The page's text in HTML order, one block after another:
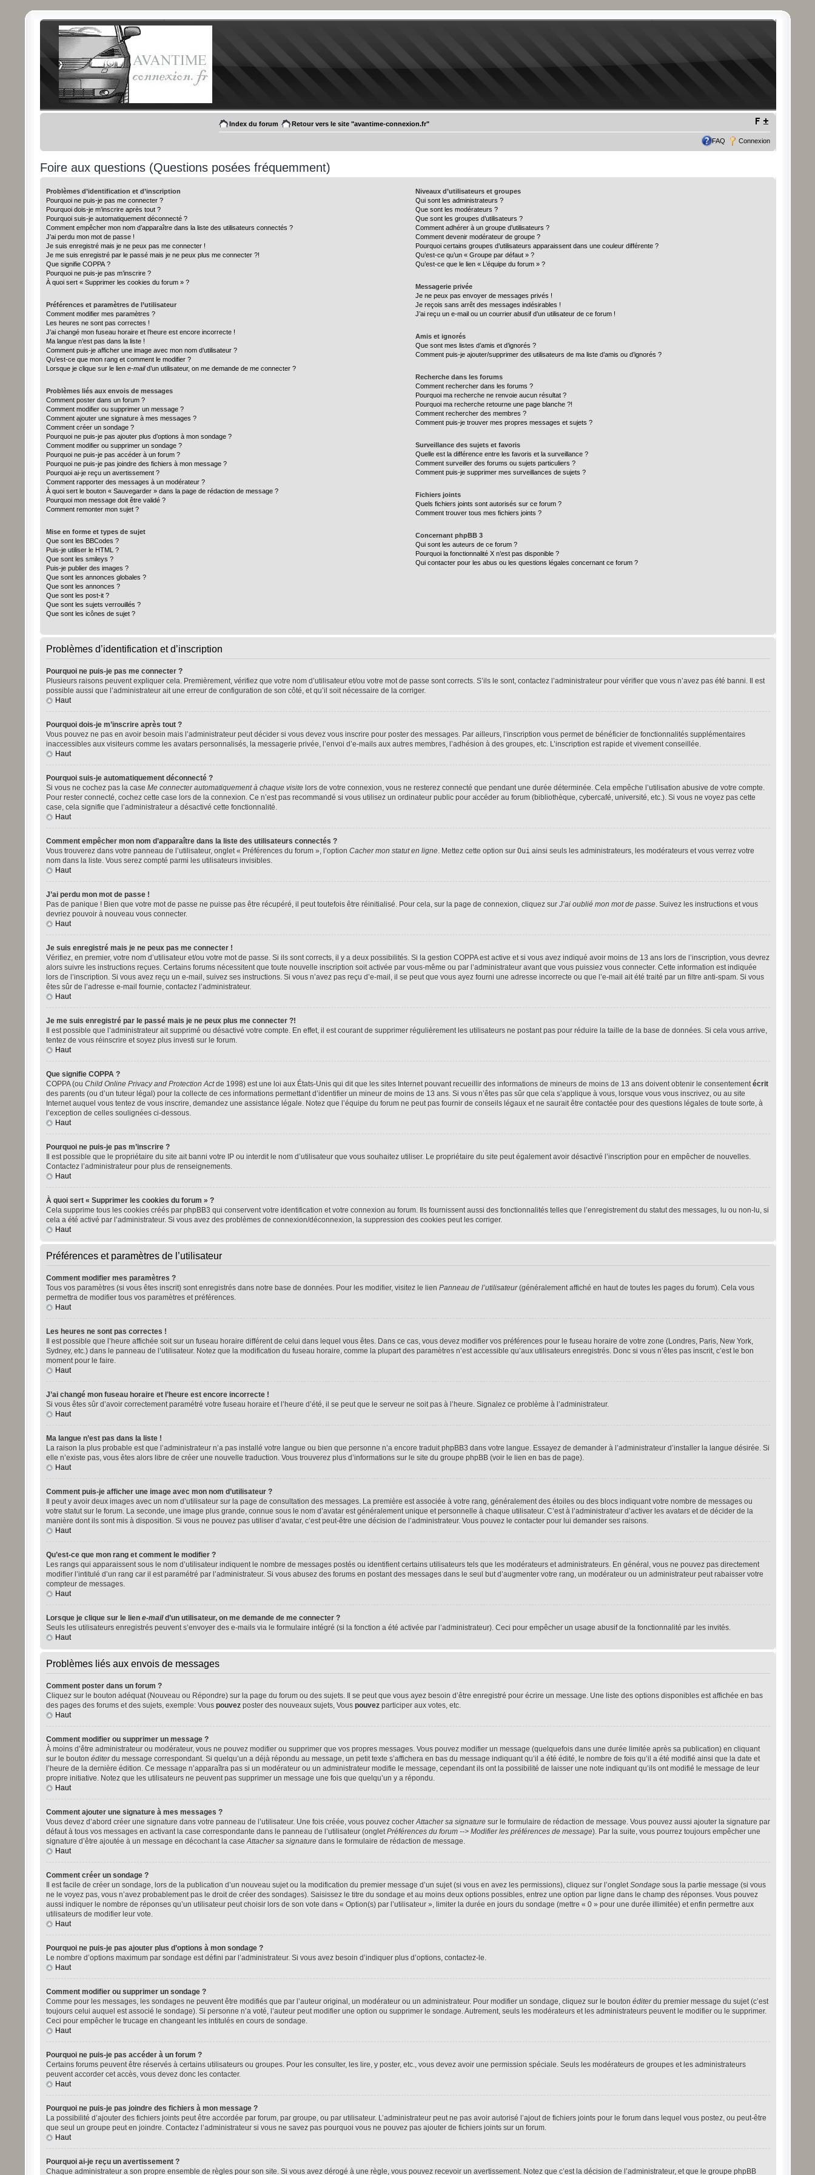
Index du forum Retour vers le site "avantime-connexion.fr"
FAQ Connexion
Foire aux questions (Questions posées fréquemment)
Problèmes d’identification et d’inscription
Pourquoi ne puis-je pas me connecter ?
Pourquoi dois-je m’inscrire après tout ?
Pourquoi suis-je automatiquement déconnecté ?
Comment empêcher mon nom d’apparaître dans la liste des utilisateurs connectés ?
J’ai perdu mon mot de passe !
Je suis enregistré mais je ne peux pas me connecter !
Je me suis enregistré par le passé mais je ne peux plus me connecter ?!
Que signifie COPPA ?
Pourquoi ne puis-je pas m’inscrire ?
À quoi sert « Supprimer les cookies du forum » ?
Préférences et paramètres de l’utilisateur
Comment modifier mes paramètres ?
Les heures ne sont pas correctes !
J’ai changé mon fuseau horaire et l’heure est encore incorrecte !
Ma langue n’est pas dans la liste !
Comment puis-je afficher une image avec mon nom d’utilisateur ?
Qu’est-ce que mon rang et comment le modifier ?
Lorsque je clique sur le lien e-maild’un utilisateur, on me demande de me connecter ?
Problèmes liés aux envois de messages
Comment poster dans un forum ?
Comment modifier ou supprimer un message ?
Comment ajouter une signature à mes messages ?
Comment créer un sondage ?
Pourquoi ne puis-je pas ajouter plus d’options à mon sondage ?
Comment modifier ou supprimer un sondage ?
Pourquoi ne puis-je pas accéder à un forum ?
Pourquoi ne puis-je pas joindre des fichiers à mon message ?
Pourquoi ai-je reçu un avertissement ?
Comment rapporter des messages à un modérateur ?
À quoi sert le bouton « Sauvegarder » dans la page de rédaction de message ?
Pourquoi mon message doit être validé ?
Comment remonter mon sujet ?
Mise en forme et types de sujet
Que sont les BBCodes ?
Puis-je utiliser le HTML ?
Que sont les smileys ?
Puis-je publier des images ?
Que sont les annonces globales ?
Que sont les annonces ?
Que sont les post-it ?
Que sont les sujets verrouillés ?
Que sont les icônes de sujet ?
Niveaux d’utilisateurs et groupes
Qui sont les administrateurs ?
Que sont les modérateurs ?
Que sont les groupes d’utilisateurs ?
Comment adhérer à un groupe d’utilisateurs ?
Comment devenir modérateur de groupe ?
Pourquoi certains groupes d’utilisateurs apparaissent dans une couleur différente ?
Qu’est-ce qu’un « Groupe par défaut » ?
Qu’est-ce que le lien « L’équipe du forum » ?
Messagerie privée
Je ne peux pas envoyer de messages privés !
Je reçois sans arrêt des messages indésirables !
J’ai reçu un e-mail ou un courrier abusif d’un utilisateur de ce forum !
Amis et ignorés
Que sont mes listes d’amis et d’ignorés ?
Comment puis-je ajouter/supprimer des utilisateurs de ma liste d’amis ou d’ignorés ?
Recherche dans les forums
Comment rechercher dans les forums ?
Pourquoi ma recherche ne renvoie aucun résultat ?
Pourquoi ma recherche retourne une page blanche ?!
Comment rechercher des membres ?
Comment puis-je trouver mes propres messages et sujets ?
Surveillance des sujets et favoris
Quelle est la différence entre les favoris et la surveillance ?
Comment surveiller des forums ou sujets particuliers ?
Comment puis-je supprimer mes surveillances de sujets ?
Fichiers joints
Quels fichiers joints sont autorisés sur ce forum ?
Comment trouver tous mes fichiers joints ?
Concernant phpBB 3
Qui sont les auteurs de ce forum ?
Pourquoi la fonctionnalité X n’est pas disponible ?
Qui contacter pour les abus ou les questions légales concernant ce forum ?
Problèmes d’identification et d’inscription
Pourquoi ne puis-je pas me connecter ?
Plusieurs raisons peuvent expliquer cela. Premièrement, vérifiez que votre nom d’utilisateur et/ou votre mot de passe sont corrects. S’ils le sont, contactez l’administrateur pour vérifier que vous n’avez pas été banni. Il est
possible aussi que l’administrateur ait une erreur de configuration de son côté, et qu’il soit nécessaire de la corriger.
Haut
Pourquoi dois-je m’inscrire après tout ?
Vous pouvez ne pas en avoir besoin mais l’administrateur peut décider si vous devez vous inscrire pour poster des messages. Par ailleurs, l’inscription vous permet de bénéficier de fonctionnalités supplémentaires
inaccessibles aux visiteurs comme les avatars personnalisés, la messagerie privée, l’envoi d’e-mails aux autres membres, l’adhésion à des groupes, etc. L’inscription est rapide et vivement conseillée.
Haut
Pourquoi suis-je automatiquement déconnecté ?
Si vous ne cochez pas la case Me connecter automatiquement à chaque visitelors de votre connexion, vous ne resterez connecté que pendant une durée déterminée. Cela empêche l’utilisation abusive de votre compte.
Pour rester connecté, cochez cette case lors de la connexion. Ce n’est pas recommandé si vous utilisez un ordinateur public pour accéder au forum (bibliothèque, cybercafé, université, etc.). Si vous ne voyez pas cette
case, cela signifie que l’administrateur a désactivé cette fonctionnalité.
Haut
Comment empêcher mon nom d’apparaître dans la liste des utilisateurs connectés ?
Vous trouverez dans votre panneau de l’utilisateur, onglet « Préférences du forum », l’option Cacher mon statut en ligne. Mettez cette option sur Ouiainsi seuls les administrateurs, les modérateurs et vous verrez votre
nom dans la liste. Vous serez compté parmi les utilisateurs invisibles.
Haut
J’ai perdu mon mot de passe !
Pas de panique ! Bien que votre mot de passe ne puisse pas être récupéré, il peut toutefois être réinitialisé. Pour cela, sur la page de connexion, cliquez sur J’ai oublié mon mot de passe. Suivez les instructions et vous
devriez pouvoir à nouveau vous connecter.
Haut
Je suis enregistré mais je ne peux pas me connecter !
Vérifiez, en premier, votre nom d’utilisateur et/ou votre mot de passe. Si ils sont corrects, il y a deux possibilités. Si la gestion COPPA est active et si vous avez indiqué avoir moins de 13 ans lors de l’inscription, vous devrez
alors suivre les instructions reçues. Certains forums nécessitent que toute nouvelle inscription soit activée par vous-même ou par l’administrateur avant que vous puissiez vous connecter. Cette information est indiquée
lors de l’inscription. Si vous avez reçu un e-mail, suivez ses instructions. Si vous n’avez pas reçu d’e-mail, il se peut que vous ayez fourni une adresse incorrecte ou que l’e-mail ait été traité par un filtre anti-spam. Si vous
êtes sûr de l’adresse e-mail fournie, contactez l’administrateur.
Haut
Je me suis enregistré par le passé mais je ne peux plus me connecter ?!
Il est possible que l’administrateur ait supprimé ou désactivé votre compte. En effet, il est courant de supprimer régulièrement les utilisateurs ne postant pas pour réduire la taille de la base de données. Si cela vous arrive,
tentez de vous réinscrire et soyez plus investi sur le forum.
Haut
Que signifie COPPA ?
COPPA (ou Child Online Privacy and Protection Actde 1998) est une loi aux États-Unis qui dit que les sites Internet pouvant recueillir des informations de mineurs de moins de 13 ans doivent obtenir le consentementécrit
des parents (ou d’un tuteur légal) pour la collecte de ces informations permettant d’identifier un mineur de moins de 13 ans. Si vous n’êtes pas sûr que cela s’applique à vous, lorsque vous vous inscrivez, ou au site
Internet auquel vous tentez de vous inscrire, demandez une assistance légale. Notez que l’équipe du forum ne peut pas fournir de conseils légaux et ne saurait être contactée pour des questions légales de toute sorte, à
l’exception de celles soulignées ci-dessous.
Haut
Pourquoi ne puis-je pas m’inscrire ?
Il est possible que le propriétaire du site ait banni votre IP ou interdit le nom d’utilisateur que vous souhaitez utiliser. Le propriétaire du site peut également avoir désactivé l’inscription pour en empêcher de nouvelles.
Contactez l’administrateur pour plus de renseignements.
Haut
À quoi sert « Supprimer les cookies du forum » ?
Cela supprime tous les cookies créés par phpBB3 qui conservent votre identification et votre connexion au forum. Ils fournissent aussi des fonctionnalités telles que l’enregistrement du statut des messages, lu ou non-lu, si
cela a été activé par l’administrateur. Si vous avez des problèmes de connexion/déconnexion, la suppression des cookies peut les corriger.
Haut
Préférences et paramètres de l’utilisateur
Comment modifier mes paramètres ?
Tous vos paramètres (si vous êtes inscrit) sont enregistrés dans notre base de données. Pour les modifier, visitez le lien Panneau de l’utilisateur(généralement affiché en haut de toutes les pages du forum). Cela vous
permettra de modifier tous vos paramètres et préférences.
Haut
Les heures ne sont pas correctes !
Il est possible que l’heure affichée soit sur un fuseau horaire différent de celui dans lequel vous êtes. Dans ce cas, vous devez modifier vos préférences pour le fuseau horaire de votre zone (Londres, Paris, New York,
Sydney, etc.) dans le panneau de l’utilisateur. Notez que la modification du fuseau horaire, comme la plupart des paramètres n’est accessible qu’aux utilisateurs enregistrés. Donc si vous n’êtes pas inscrit, c’est le bon
moment pour le faire.
Haut
J’ai changé mon fuseau horaire et l’heure est encore incorrecte !
Si vous êtes sûr d’avoir correctement paramétré votre fuseau horaire et l’heure d’été, il se peut que le serveur ne soit pas à l’heure. Signalez ce problème à l’administrateur.
Haut
Ma langue n’est pas dans la liste !
La raison la plus probable est que l’administrateur n’a pas installé votre langue ou bien que personne n’a encore traduit phpBB3 dans votre langue. Essayez de demander à l’administrateur d’installer la langue désirée. Si
elle n’existe pas, vous êtes alors libre de créer une nouvelle traduction. Vous trouverez plus d’informations sur le site du groupe phpBB (voir le lien en bas de page).
Haut
Comment puis-je afficher une image avec mon nom d’utilisateur ?
Il peut y avoir deux images avec un nom d’utilisateur sur la page de consultation des messages. La première est associée à votre rang, généralement des étoiles ou des blocs indiquant votre nombre de messages ou
votre statut sur le forum. La seconde, une image plus grande, connue sous le nom d’avatar est généralement unique et personnelle à chaque utilisateur. C’est à l’administrateur d’activer les avatars et de décider de la
manière dont ils sont mis à disposition. Si vous ne pouvez pas utiliser d’avatar, c’est peut-être une décision de l’administrateur. Vous pouvez le contacter pour lui demander ses raisons.
Haut
Qu’est-ce que mon rang et comment le modifier ?
Les rangs qui apparaissent sous le nom d’utilisateur indiquent le nombre de messages postés ou identifient certains utilisateurs tels que les modérateurs et administrateurs. En général, vous ne pouvez pas directement
modifier l’intitulé d’un rang car il est paramétré par l’administrateur. Si vous abusez des forums en postant des messages dans le seul but d’augmenter votre rang, un modérateur ou un administrateur peut rabaisser votre
compteur de messages.
Haut
Lorsque je clique sur le lien e-maild’un utilisateur, on me demande de me connecter ?
Seuls les utilisateurs enregistrés peuvent s’envoyer des e-mails via le formulaire intégré (si la fonction a été activée par l’administrateur). Ceci pour empêcher un usage abusif de la fonctionnalité par les invités.
Haut
Problèmes liés aux envois de messages
Comment poster dans un forum ?
Cliquez sur le bouton adéquat (Nouveau ou Répondre) sur la page du forum ou des sujets. Il se peut que vous ayez besoin d’être enregistré pour écrire un message. Une liste des options disponibles est affichée en bas
des pages des forums et des sujets, exemple: Vous pouvezposter des nouveaux sujets, Vous pouvezparticiper aux votes, etc.
Haut
Comment modifier ou supprimer un message ?
À moins d’être administrateur ou modérateur, vous ne pouvez modifier ou supprimer que vos propres messages. Vous pouvez modifier un message (quelquefois dans une durée limitée après sa publication) en cliquant
sur le bouton éditerdu message correspondant. Si quelqu’un a déjà répondu au message, un petit texte s’affichera en bas du message indiquant qu’il a été édité, le nombre de fois qu’il a été modifié ainsi que la date et
l’heure de la dernière édition. Ce message n’apparaîtra pas si un modérateur ou un administrateur modifie le message, cependant ils ont la possibilité de laisser une note indiquant qu’ils ont modifié le message de leur
propre initiative. Notez que les utilisateurs ne peuvent pas supprimer un message une fois que quelqu’un y a répondu.
Haut
Comment ajouter une signature à mes messages ?
Vous devez d’abord créer une signature dans votre panneau de l’utilisateur. Une fois créée, vous pouvez cocherAttacher sa signaturesur le formulaire de rédaction de message. Vous pouvez aussi ajouter la signature par
défaut à tous vos messages en activant la case correspondante dans le panneau de l’utilisateur (ongletPréférences du forum --> Modifier les préférences de message). Par la suite, vous pourrez toujours empêcher une
signature d’être ajoutée à un message en décochant la caseAttacher sa signaturedans le formulaire de rédaction de message.
Haut
Comment créer un sondage ?
Il est facile de créer un sondage, lors de la publication d’un nouveau sujet ou la modification du premier message d’un sujet (si vous en avez les permissions), cliquez sur l’ongletSondagesous la partie message (si vous
ne le voyez pas, vous n’avez probablement pas le droit de créer des sondages). Saisissez le titre du sondage et au moins deux options possibles, entrez une option par ligne dans le champ des réponses. Vous pouvez
aussi indiquer le nombre de réponses qu’un utilisateur peut choisir lors de son vote dans « Option(s) par l’utilisateur », limiter la durée en jours du sondage (mettre « 0 » pour une durée illimitée) et enfin permettre aux
utilisateurs de modifier leur vote.
Haut
Pourquoi ne puis-je pas ajouter plus d’options à mon sondage ?
Le nombre d’options maximum par sondage est défini par l’administrateur. Si vous avez besoin d’indiquer plus d’options, contactez-le.
Haut
Comment modifier ou supprimer un sondage ?
Comme pour les messages, les sondages ne peuvent être modifiés que par l’auteur original, un modérateur ou un administrateur. Pour modifier un sondage, cliquez sur le bouton éditerdu premier message du sujet (c’est
toujours celui auquel est associé le sondage). Si personne n’a voté, l’auteur peut modifier une option ou supprimer le sondage. Autrement, seuls les modérateurs et les administrateurs peuvent le modifier ou le supprimer.
Ceci pour empêcher le trucage en changeant les intitulés en cours de sondage.
Haut
Pourquoi ne puis-je pas accéder à un forum ?
Certains forums peuvent être réservés à certains utilisateurs ou groupes. Pour les consulter, les lire, y poster, etc., vous devez avoir une permission spéciale. Seuls les modérateurs de groupes et les administrateurs
peuvent accorder cet accès, vous devez donc les contacter.
Haut
Pourquoi ne puis-je pas joindre des fichiers à mon message ?
La possibilité d’ajouter des fichiers joints peut être accordée par forum, par groupe, ou par utilisateur. L’administrateur peut ne pas avoir autorisé l’ajout de fichiers joints pour le forum dans lequel vous postez, ou peut-être
que seul un groupe peut en joindre. Contactez l’administrateur si vous ne savez pas pourquoi vous ne pouvez pas ajouter de fichiers joints sur un forum.
Haut
Pourquoi ai-je reçu un avertissement ?
Chaque administrateur a son propre ensemble de règles pour son site. Si vous avez dérogé à une règle, vous pouvez recevoir un avertissement. Notez que c’est la décision de l’administrateur, et que le groupe phpBB